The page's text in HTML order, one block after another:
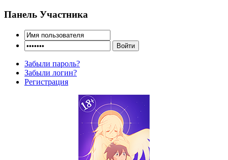
Панель Участника
Забыли пароль?
Забыли логин?
Регистрация